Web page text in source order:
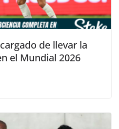
de llevar la
el Mundial 2026